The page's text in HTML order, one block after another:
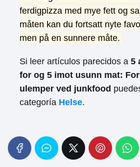
ferdigpizza med mye fett og
måten kan du fortsatt nyte
men på en sunnere måte.
Si leer artículos parecidos a 5
for og 5 imot usunn mat:
ulemper ved junkfood
categoría Helse.